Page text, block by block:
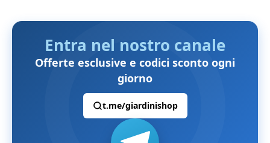
Entra nel nostro canale
Offerte esclusive e codici sconto ogni
giorno
t.me/giardinishop